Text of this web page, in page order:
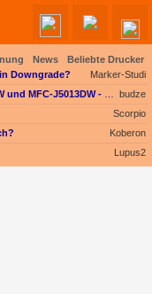
News
Beliebte Drucker
Downgrade?
Marker-Studi
budze
Scorpio
Koberon
Lupus2